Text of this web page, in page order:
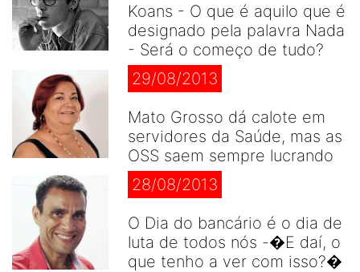
Koans - O que é aquilo que é
designado pela palavra Nada
- Será o começo de tudo?
29/08/2013
Mato Grosso dá calote em
servidores da Saúde, mas as
OSS saem sempre lucrando
28/08/2013
O Dia do bancário é o dia de
luta de todos nós -�E daí, o
que tenho a ver com isso?�